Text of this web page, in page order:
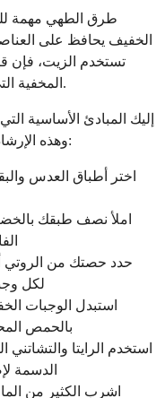
طرق الطهي مهمة
الخفيف يحافظ على
تستخدم الزيت، فإن
المخفية التي تتراكم على مدار اليوم دون أن تدرك ذلك.
إليك المبادئ الأساسية
وهذه الإرشادات تبدو طبيعية بمجرد فهم المنطق وراءها:
اختر أطباق العدس
املأ نصف طبقك
حدد حصتك من الروتي
لكل
استبدل الوجبات
بالحمص
استخدم الرايتا
الدسمة
اشرب الكثير من